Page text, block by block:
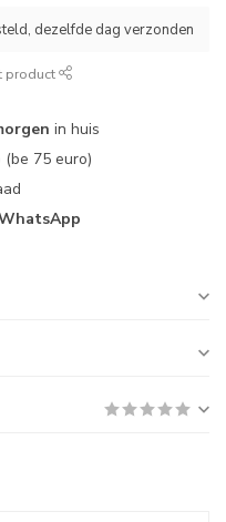
dezelfde dag verzonden
product
in huis
75 euro)